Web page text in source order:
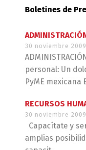
Boletines de
30 noviembre 2009
personal: Un
PyME mexicana
RECURSOS
30 noviembre 2009
Capacítate y
amplias